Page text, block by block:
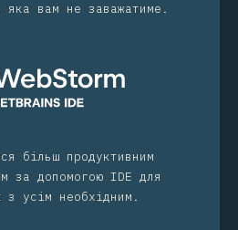
яка вам не заважатиме.
більш продуктивним
за допомогою IDE для
усім необхідним.